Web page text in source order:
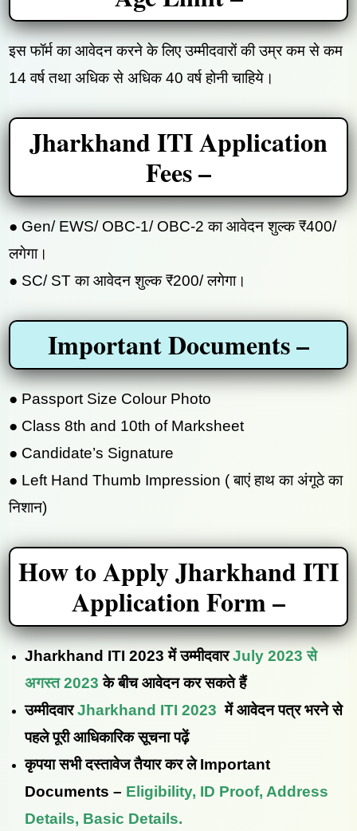
इस फॉर्म का आवेदन करने के लिए उम्मीदवारों की उम्र कम से कम
14 वर्ष तथा अधिक से अधिक 40 वर्ष होनी चाहिये।
Jharkhand ITI Application
Fees –
● Gen/ EWS/ OBC-1/ OBC-2 का आवेदन शुल्क ₹400/
लगेगा।
● SC/ ST का आवेदन शुल्क ₹200/ लगेगा।
Important Documents –
● Passport Size Colour Photo
● Class 8th and 10th of Marksheet
● Candidate’s Signature
● Left Hand Thumb Impression ( बाएं हाथ का अंगूठे का
निशान)
How to Apply Jharkhand ITI
Application Form –
Jharkhand ITI 2023 में उम्मीदवारJuly 2023 से
अगस्त 2023 के बीच आवेदन कर सकते हैं
उम्मीदवारJharkhand ITI 2023 में आवेदन पत्र भरने से
पहले पूरी आधिकारिक सूचना पढ़ें
कृपया सभी दस्तावेज तैयार कर ले Important
Documents – Eligibility, ID Proof, Address
Details, Basic Details.